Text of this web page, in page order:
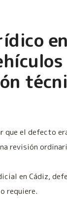
en
que el defecto
revisión
en Cádiz,
requiere.